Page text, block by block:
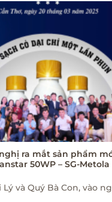
ra mắt sản phẩm
50WP – SG-Metola
và Quý Bà Con, vào